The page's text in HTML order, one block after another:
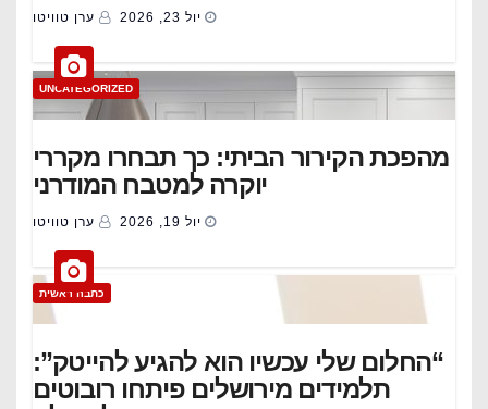
יול 23, 2026 ערן טוויטו
UNCATEGORIZED
מהפכת הקירור הביתי: כך תבחרו מקררי
יוקרה למטבח המודרני
יול 19, 2026 ערן טוויטו
כתבה ראשית
“החלום שלי עכשיו הוא להגיע להייטק”:
תלמידים מירושלים פיתחו רובוטים